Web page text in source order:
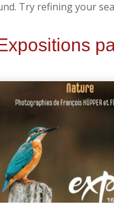
Try refining your